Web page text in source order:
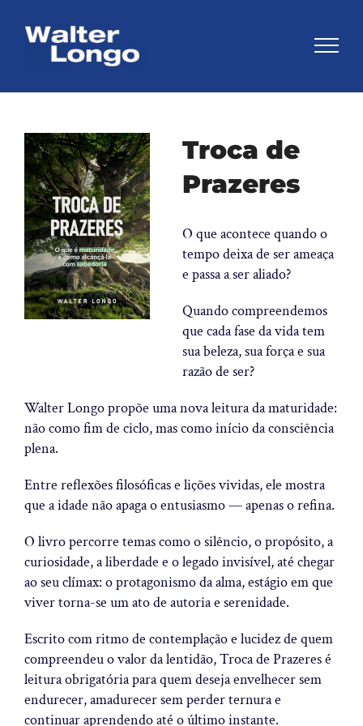
View
Larger
Image
Troca de
Prazeres
O que acontece quando o
tempo deixa de ser ameaça
e passa a ser aliado?
Quando compreendemos
que cada fase da vida tem
sua beleza, sua força e sua
razão de ser?
Walter Longo propõe uma nova leitura da maturidade:
não como fim de ciclo, mas comoinício da consciência
plena.
Entre reflexões filosóficas e lições vividas, ele mostra
que a idade não apaga o entusiasmo — apenas o refina.
O livro percorre temas como o silêncio, o propósito, a
curiosidade, a liberdade e o legado invisível, até chegar
ao seu clímax: oprotagonismo da alma, estágio em que
viver torna-se um ato de autoria e serenidade.
Escrito com ritmo de contemplação e lucidez de quem
compreendeu o valor da lentidão,Troca de Prazeresé
leitura obrigatória para quem deseja envelhecer sem
endurecer, amadurecer sem perder ternura e
continuar aprendendo até o último instante.